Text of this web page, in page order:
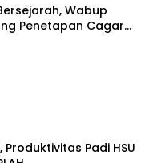
Wabup
Penetapan Cagar
Padi HSU